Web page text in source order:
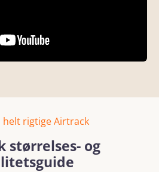
helt rigtige Airtrack
størrelses- og